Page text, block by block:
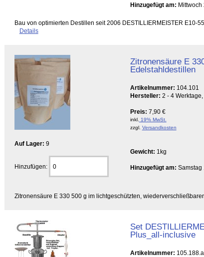
Hinzugefügt am: Mittwoch
Bau von optimierten Destillen seit 2006 DESTILLIERMEISTER
Details
Auf Lager: 9
Hinzufügen:
Zitronensäure E
Edelstahldestillen
Artikelnummer: 104.101
Hersteller: 2 - 4
Preis: 7,90 €
inkl.
19% MwSt.
zzgl. Versandkosten
Gewicht: 1kg
Hinzugefügt am: Samstag
Zitronensäure E 330 500 g im lichtgeschützten,
Set
Plus_all-inclusive
Artikelnummer: